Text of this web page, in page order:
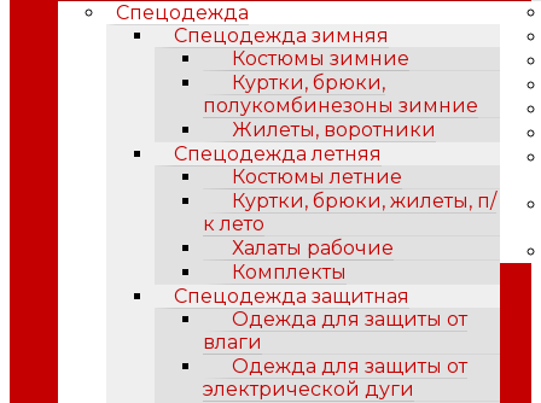
Спецодежда
Спецодежда зимняя
Костюмы зимние
Куртки, брюки,
полукомбинезоны зимние
Жилеты, воротники
Спецодежда летняя
Костюмы летние
Куртки, брюки, жилеты, п/
к лето
Халаты рабочие
Комплекты
Спецодежда защитная
Одежда для защиты от
влаги
Одежда для защиты от
электрической дуги